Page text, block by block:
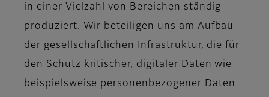
in einer Vielzahl von Bereichen ständig
produziert. Wir beteiligen uns am Aufbau
der gesellschaftlichen Infrastruktur, die für
den Schutz kritischer, digitaler Daten wie
beispielsweise personenbezogener Daten